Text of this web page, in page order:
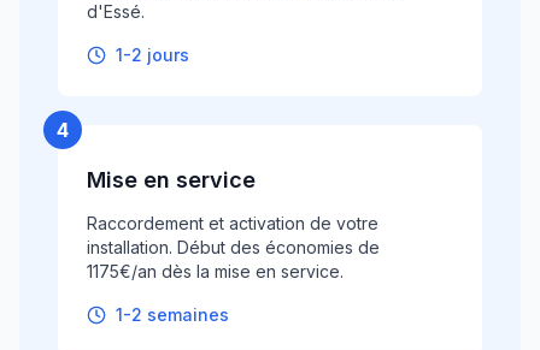
d'Essé.
1-2 jours
4
Mise en service
Raccordement et activation de votre
installation. Début des économies de
1175€/an dès la mise en service.
1-2 semaines